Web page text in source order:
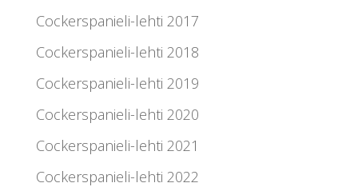
Cockerspanieli-lehti 2017
Cockerspanieli-lehti 2018
Cockerspanieli-lehti 2019
Cockerspanieli-lehti 2020
Cockerspanieli-lehti 2021
Cockerspanieli-lehti 2022